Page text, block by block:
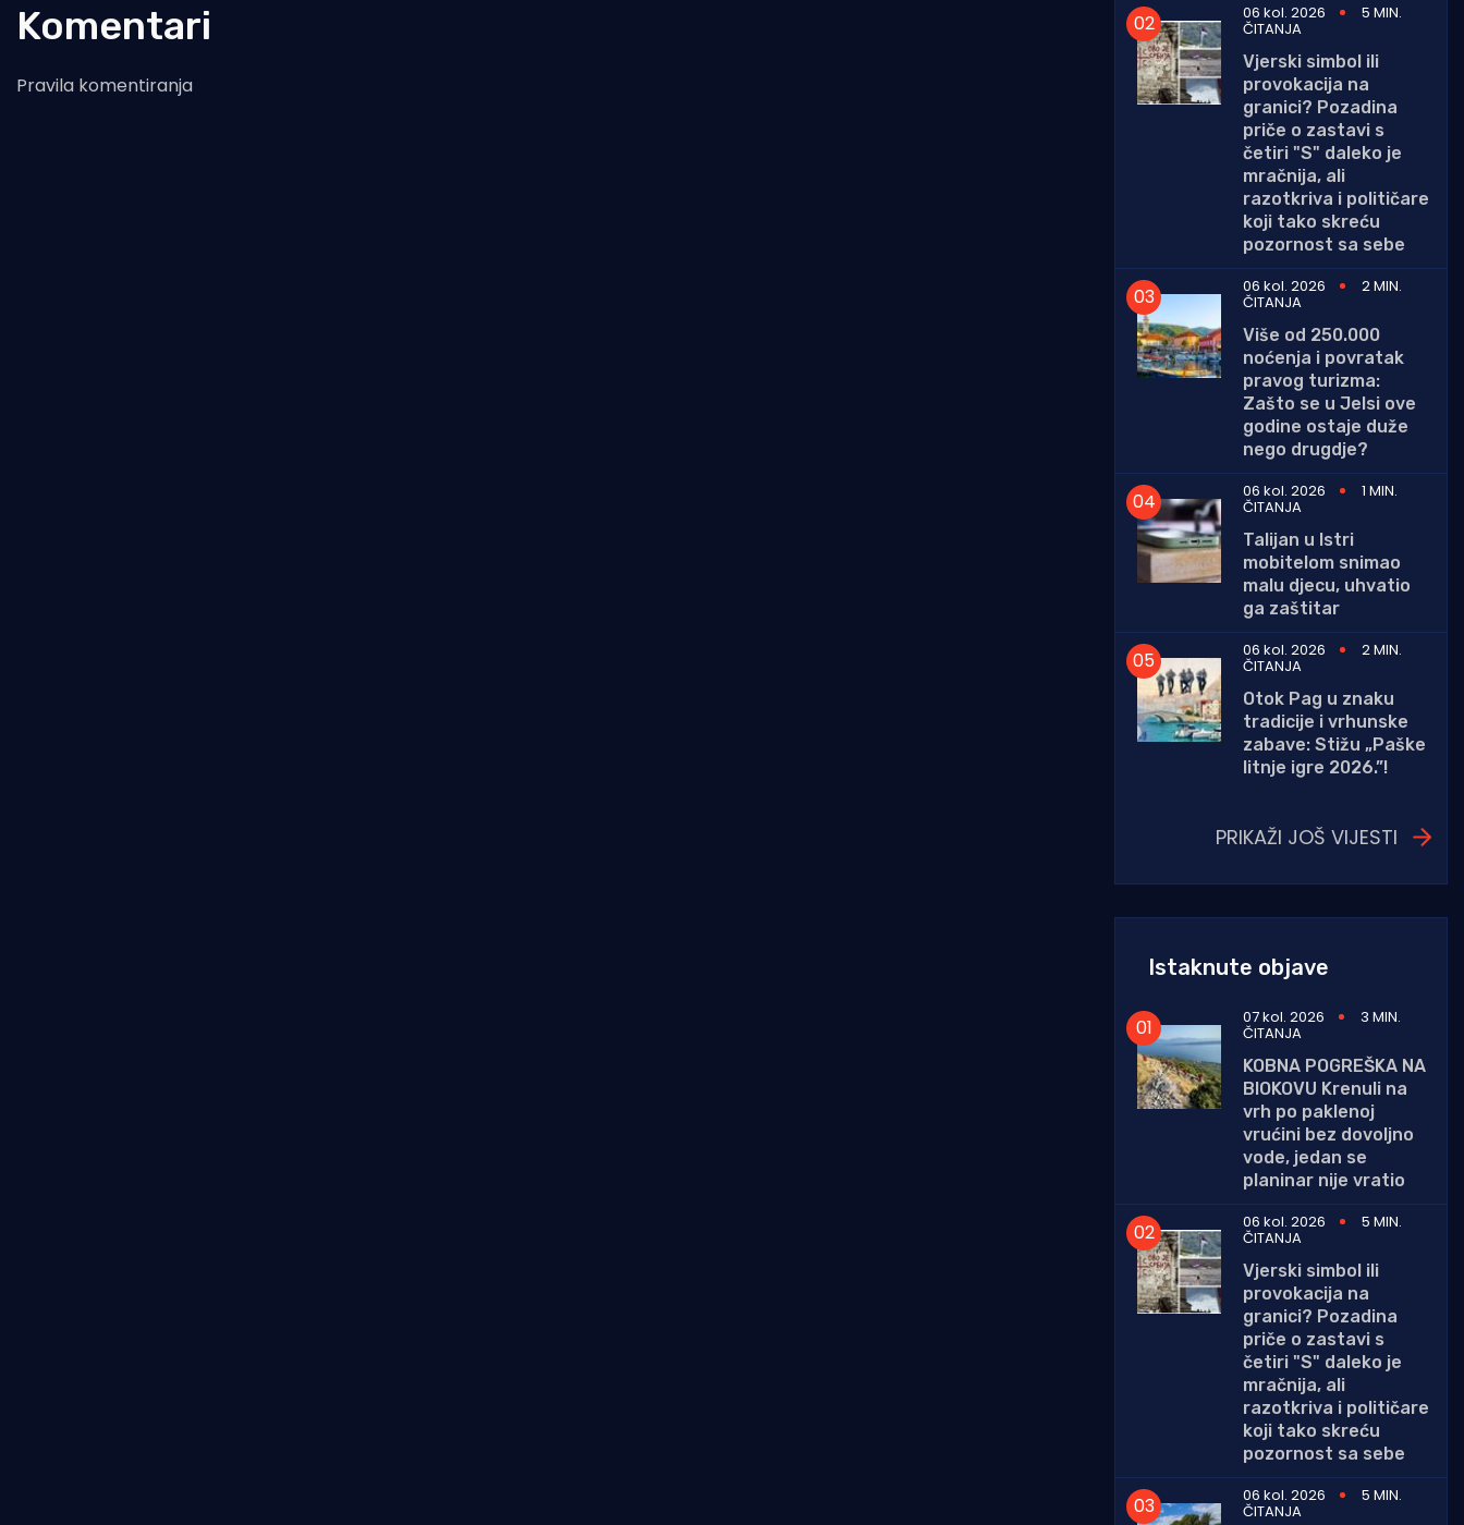
Komentari
Pravila komentiranja
06 kol. 2026
5 MIN.
ČITANJA
Vjerski simbol ili
provokacija na
granici? Pozadina
priče o zastavi s
četiri "S" daleko je
mračnija, ali
razotkriva i političare
koji tako skreću
pozornost sa sebe
06 kol. 2026
2 MIN.
ČITANJA
Više od 250.000
noćenja i povratak
pravog turizma:
Zašto se u Jelsi ove
godine ostaje duže
nego drugdje?
06 kol. 2026
1 MIN.
ČITANJA
Talijan u Istri
mobitelom snimao
malu djecu, uhvatio
ga zaštitar
06 kol. 2026
2 MIN.
ČITANJA
Otok Pag u znaku
tradicije i vrhunske
zabave: Stižu „Paške
litnje igre 2026.”!
PRIKAŽI JOŠ VIJESTI
Istaknute objave
07 kol. 2026 3 MIN.
ČITANJA
KOBNA POGREŠKA NA
BIOKOVU Krenuli na
vrh po paklenoj
vrućini bez dovoljno
vode, jedan se
planinar nije vratio
06 kol. 2026
5 MIN.
ČITANJA
Vjerski simbol ili
provokacija na
granici? Pozadina
priče o zastavi s
četiri "S" daleko je
mračnija, ali
razotkriva i političare
koji tako skreću
pozornost sa sebe
06 kol. 2026
5 MIN.
ČITANJA